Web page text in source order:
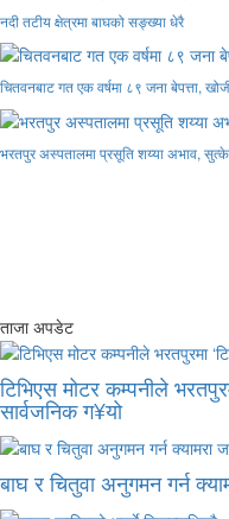
नदी तटीय क्षेत्रमा बाघको सङ्ख्या धेरै
चितवनबाट गत एक वर्षमा ८९ जना बेपत्ता,
भरतपुर अस्पतालमा प्रसूति शय्या अभाव,
ताजा अपडेट
टिभिएस मोटर कम्पनीले
सार्वजनिक ग¥यो
बाघ र चितुवा अनुगमन गर्न